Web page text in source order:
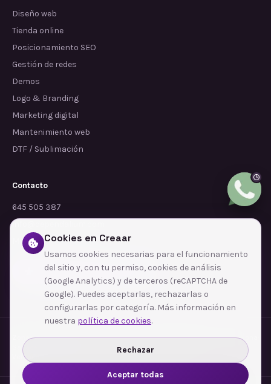
Diseño web
Tienda online
Posicionamiento SEO
Gestión de redes
Demos
Logo & Branding
Marketing digital
Mantenimiento web
DTF / Sublimación
Contacto
645 505 387
info@dependalium.com
Mataró (Barcelona)
Déjanos tu reseña en Google
Zonas de cobertura·Barcelona·L'Hospitalet de Llobregat·Terrassa·Badalona
Sabadell
Santa Coloma de Gramenet
Ver todas las zonas →
Cookies en Creaar
Usamos cookies necesarias para el funcionamiento
del sitio y, con tu permiso, cookies de análisis
(Google Analytics) y de terceros (reCAPTCHA de
Google). Puedes aceptarlas, rechazarlas o
configurarlas por categoría. Más información en
nuestra política de cookies.
Rechazar
Aceptar todas